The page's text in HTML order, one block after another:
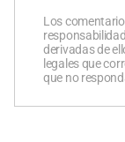
Los
derivadas de
legales que
que no